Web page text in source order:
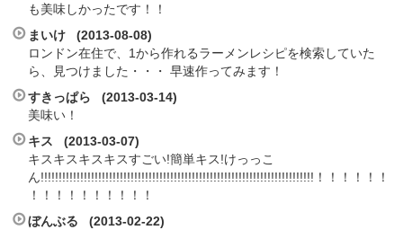
も美味しかったです！！
まいけ (2013-08-08)
ロンドン在住で、1から作れるラーメンレシピを検索していた
ら、見つけました・・・ 早速作ってみます！
すきっぱら (2013-03-14)
美味い！
キス (2013-03-07)
キスキスキスキスすごい!簡単キス!けっっこ
ん!!!!!!!!!!!!!!!!!!!!!!!!!!!!!!!!!!!!!!!!!!!!!!!!!!!!!!!!!!!!!!!!!!!!!!!!!!!!！！！！！！
！！！！！！！！！！
ぼんぶる (2013-02-22)